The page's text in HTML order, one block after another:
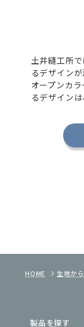
土井縫工所
るデザインが
オープンカ
るデザイン
HOME 生地か
製品を探す